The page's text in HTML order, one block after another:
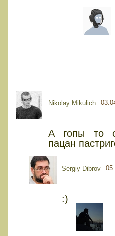
Nikolay Mikulich
А гопы то
пацан
Sergiy Dibrov
:)